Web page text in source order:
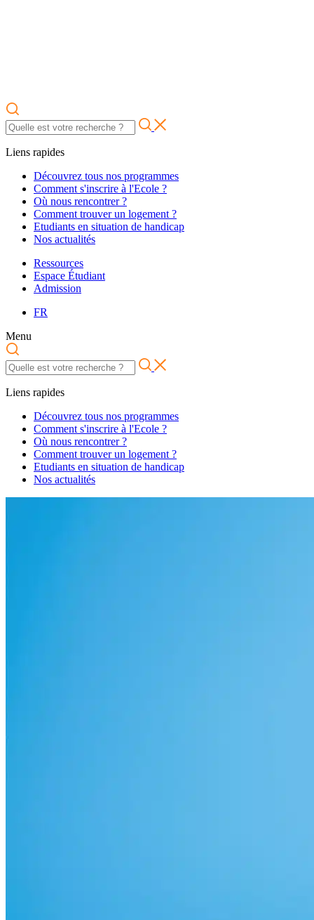
Liens rapides
Découvrez tous nos programmes
Comment s'inscrire à l'Ecole ?
Où nous rencontrer ?
Comment trouver un logement ?
Etudiants en situation de handicap
Nos actualités
Ressources
Espace Étudiant
Admission
FR
Menu
Liens rapides
Découvrez tous nos programmes
Comment s'inscrire à l'Ecole ?
Où nous rencontrer ?
Comment trouver un logement ?
Etudiants en situation de handicap
Nos actualités